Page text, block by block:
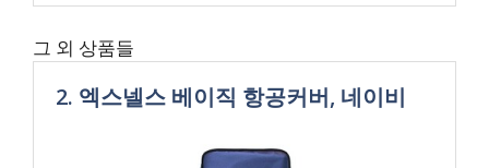
그 외 상품들
2. 엑스넬스 베이직 항공커버, 네이비